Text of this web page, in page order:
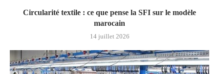
Circularité textile : ce que pense la SFI sur le modèle
marocain
14 juillet 2026